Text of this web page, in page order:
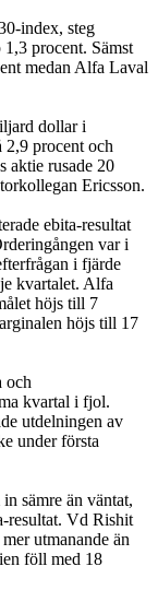
index, steg
procent. Sämst
medan Alfa Laval
dollar i
2,9 procent och
aktie rusade 20
Ericsson.
ebita-resultat
var i
i fjärde
kvartalet. Alfa
höjs till 7
höjs till 17
och
kvartal i fjol.
utdelningen av
under första
sämre än väntat,
resultat. Vd Rishit
utmanande än
föll med 18